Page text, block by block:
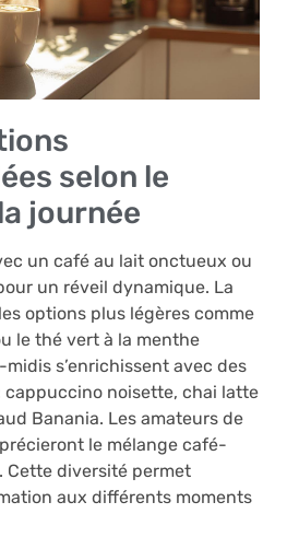
selon le
journée
un café au lait onctueux ou
un réveil dynamique. La
options plus légères comme
le thé vert à la menthe
s’enrichissent avec des
cappuccino noisette, chai latte
Banania. Les amateurs de
le mélange café-
Cette diversité permet
aux différents moments